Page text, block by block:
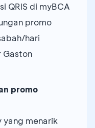
QRIS di myBCA
promo
hari
Gaston
promo
yang menarik